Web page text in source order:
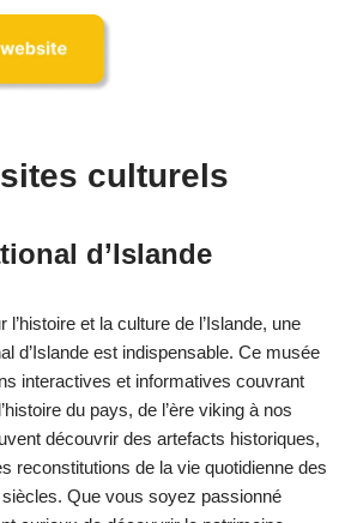
culturels
d’Islande
et la culture de l’Islande, une
d’Islande est indispensable. Ce musée
interactives et informatives couvrant
du pays, de l’ère viking à nos
découvrir des artefacts historiques,
reconstitutions de la vie quotidienne des
Que vous soyez passionné